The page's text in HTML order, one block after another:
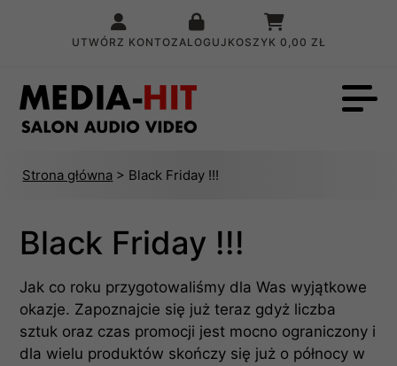
UTWÓRZ KONTOZALOGUJ KOSZYK 0,00 ZŁ
Strona główna > Black Friday !!!
Black Friday !!!
Jak co roku przygotowaliśmy dla Was wyjątkowe
okazje. Zapoznajcie się już teraz gdyż liczba
sztuk oraz czas promocji jest mocno ograniczony i
dla wielu produktów skończy się już o północy w